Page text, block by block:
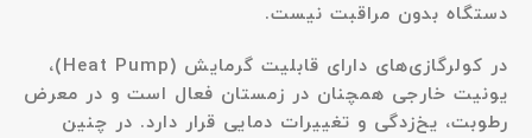
دستگاه بدون مراقبت نیست.
در کولرگازی‌های دارای قابلیت گرمایش (Heat Pump)،
یونیت خارجی همچنان در زمستان فعال است و در معرض
رطوبت، یخ‌زدگی و تغییرات دمایی قرار دارد. در چنین